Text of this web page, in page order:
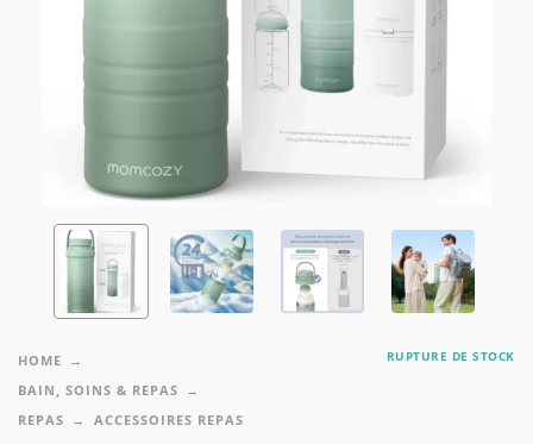
HOME
BAIN, SOINS & REPAS
REPAS
ACCESSOIRES REPAS
RUPTURE DE STOCK